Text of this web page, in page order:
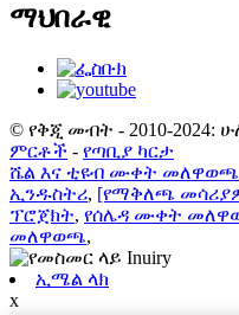
ማህበራዊ
© የቅጂ መብት - 2010-
ምርቶች - የጣቢያ ካርታ
ሼል እና ቲዩብ ሙቀት መለዋወጫ
ኢንዱስትሪ, [የማቅለጫ
ፕሮጀክት, የሰሌዳ ሙቀት
መለዋወጫ,
ኢሜል ላክ
x